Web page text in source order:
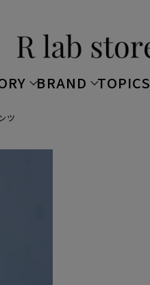
BRAND TOPICS
ツ